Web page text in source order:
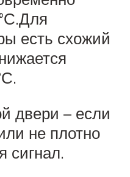
есть схожий
двери – если
не плотно
сигнал.